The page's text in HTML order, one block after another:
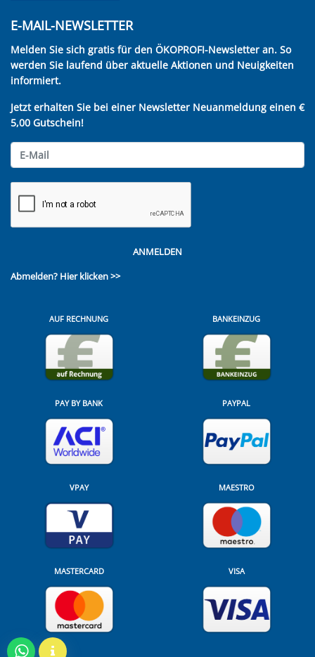
E-MAIL-NEWSLETTER
Melden Sie sich gratis für den ÖKOPROFI-Newsletter an. So
werden Sie laufend über aktuelle Aktionen und Neuigkeiten
informiert.
Jetzt erhalten Sie bei einer Newsletter Neuanmeldung einen €
5,00 Gutschein!
ANMELDEN
Abmelden? Hier klicken >>
AUF RECHNUNG BANKEINZUG
PAY BY BANK PAYPAL
VPAY MAESTRO
MASTERCARD VISA